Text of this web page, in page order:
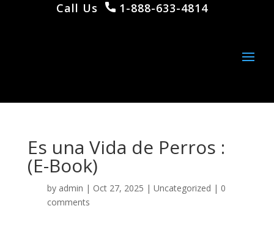
Call Us 1-888-633-4814
Es una Vida de Perros :
(E-Book)
by admin | Oct 27, 2025 | Uncategorized | 0
comments